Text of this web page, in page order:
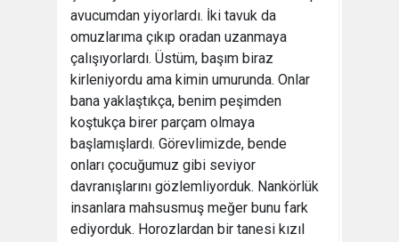
avucumdan yiyorlardı. İki tavuk da
omuzlarıma çıkıp oradan uzanmaya
çalışıyorlardı. Üstüm, başım biraz
kirleniyordu ama kimin umurunda. Onlar
bana yaklaştıkça, benim peşimden
koştukça birer parçam olmaya
başlamışlardı. Görevlimizde, bende
onları çocuğumuz gibi seviyor
davranışlarını gözlemliyorduk. Nankörlük
insanlara mahsusmuş meğer bunu fark
ediyorduk. Horozlardan bir tanesi kızıl